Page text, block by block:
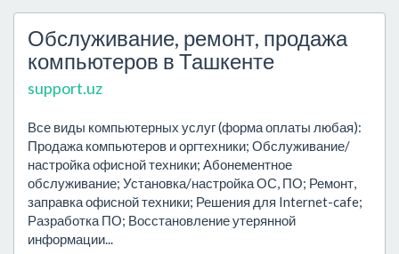
Обслуживание, ремонт, продажа
компьютеров в Ташкенте
support.uz
Все виды компьютерных услуг (форма оплаты любая):
Продажа компьютеров и оргтехники; Обслуживание/
настройка офисной техники; Абонементное
обслуживание; Установка/настройка ОС, ПО; Ремонт,
заправка офисной техники; Решения для Internet-cafe;
Разработка ПО; Восстановление утерянной
информации...